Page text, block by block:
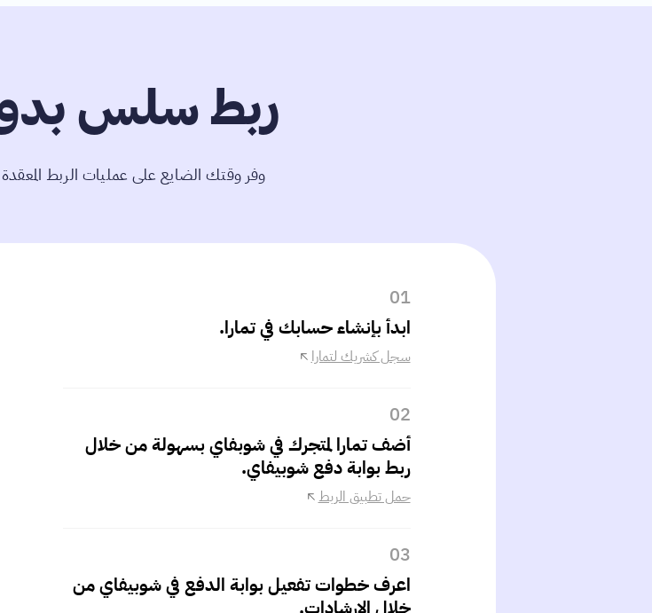
ربط سلس
وفر وقتك الضايع على عمليات الربط
01
ابدأ بإنشاء حسابك في تمارا.
سجل كشريك لتمارا
02
أضف تمارا لمتجرك في شوبفاي بسهولة من خلال
ربط بوابة دفع شوبيفاي.
حمل تطبيق الربط
03
اعرف خطوات تفعيل بوابة الدفع في شوبيفاي من